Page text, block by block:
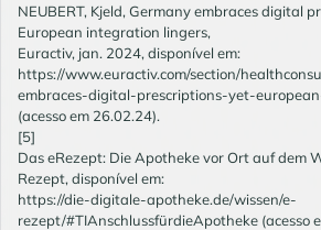
NEUBERT, Kjeld, Germany embraces digital
European integration lingers,
Euractiv, jan. 2024, disponível em:
https://www.euractiv.com/section/
embraces-digital-prescriptions-yet-
(acesso em 26.02.24).
[5]
Das eRezept: Die Apotheke vor Ort auf dem
Rezept, disponível em:
https://die-digitale-apotheke.de/wissen/e-
rezept/#TIAnschlussfürdieApotheke (acesso